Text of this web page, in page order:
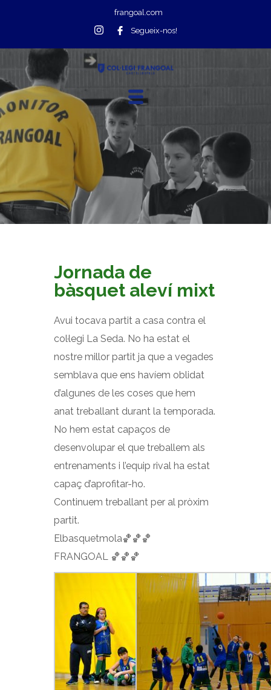
frangoal.com
Segueix-nos!
Jornada de
bàsquet aleví mixt
Avui tocava partit a casa contra el
col·legi La Seda. No ha estat el
nostre millor partit ja que a vegades
semblava que ens havíem oblidat
d’algunes de les coses que hem
anat treballant durant la temporada.
No hem estat capaços de
desenvolupar el que treballem als
entrenaments i l’equip rival ha estat
capaç d’aprofitar-ho.
Continuem treballant per al pròxim
partit.
Elbasquetmola🏀🏀🏀
FRANGOAL 🏀🏀🏀